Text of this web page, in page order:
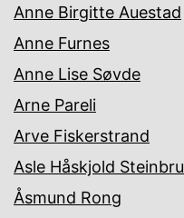
Anne Birgitte Auestad
Anne Furnes
Anne Lise Søvde
Arne Pareli
Arve Fiskerstrand
Asle Håskjold Steinbru
Åsmund Rong